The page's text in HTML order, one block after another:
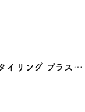
LISARCH（リサーチ）ヘアースタイリング プラス フレグランス ユー ラブ-メイキングキット